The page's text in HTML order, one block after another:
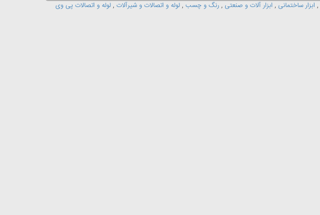
, ابزار ساختمانی , ابزار آلات و صنعتی , رنگ و چسب , لوله و اتصالات و شیرآلات , لوله و اتصالات پی وی